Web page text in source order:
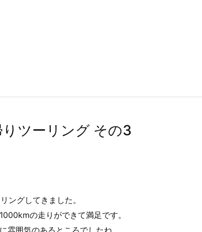
ツーリング その3
ングしてきました。
の走りができて満足です。
雰囲気のあるところでしたね。